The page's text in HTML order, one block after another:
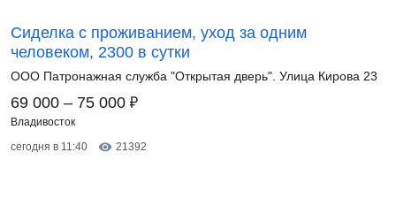
Сиделка с проживанием, уход за одним
человеком, 2300 в сутки
ООО Патронажная служба "Открытая дверь". Улица Кирова 23
69 000 – 75 000 ₽
Владивосток
сегодня в 11:40
21392